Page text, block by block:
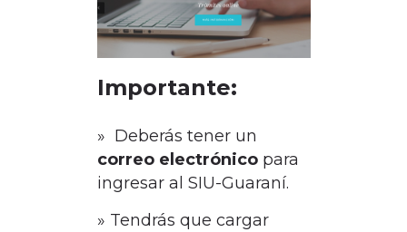
Importante:
» Deberás tener un
correo electrónicopara
ingresar al SIU-Guaraní.
» Tendrás que cargar